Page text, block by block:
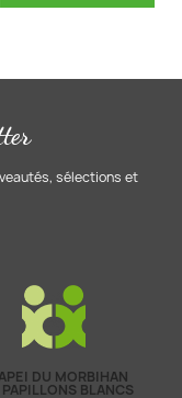
sélections et
DU MORBIHAN
PAPILLONS BLANCS